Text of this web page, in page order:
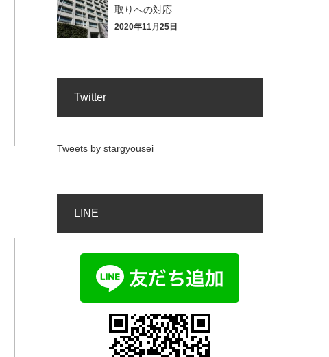
取りへの対応
2020年11月25日
Twitter
Tweets by stargyousei
LINE